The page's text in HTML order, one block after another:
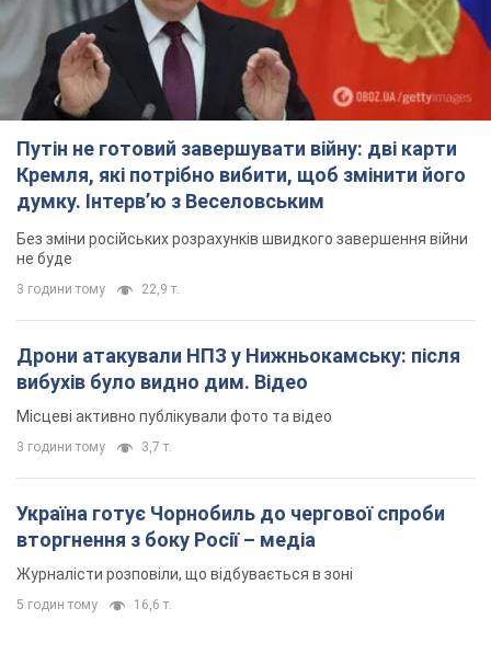
Без зміни російських розрахунків швидкого завершення війни
не буде
3 години тому 22,9 т.
Дрони атакували НПЗ у Нижньокамську: після
вибухів було видно дим. Відео
Місцеві активно публікували фото та відео
3 години тому
Україна готує Чорнобиль до чергової спроби
вторгнення з боку Росії – медіа
Журналісти розповіли, що відбувається в зоні
5 годин тому 16,6 т.